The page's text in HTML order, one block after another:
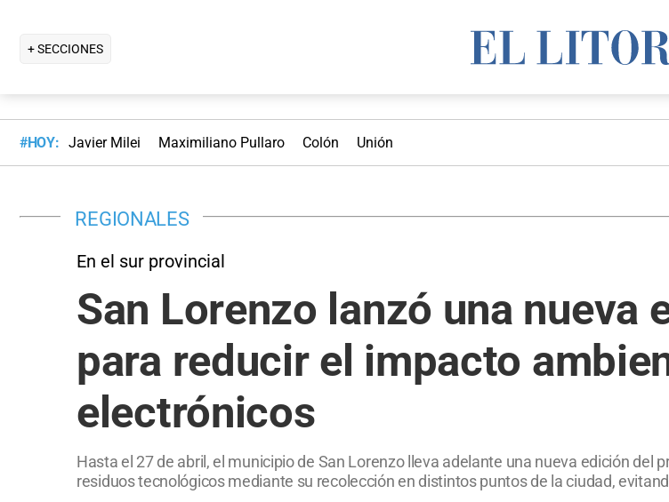
+ SECCIONES
#HOY: Javier Milei Maximiliano Pullaro Colón Unión
REGIONALES
En el sur provincial
San Lorenzo lanzó una nueva
para reducir el impacto
electrónicos
Hasta el 27 de abril, el municipio de San Lorenzo lleva adelante una nueva edición del
residuos tecnológicos mediante su recolección en distintos puntos de la ciudad,